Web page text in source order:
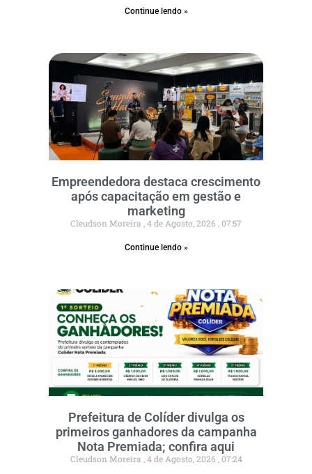
Continue lendo »
Empreendedora destaca crescimento
após capacitação em gestão e
marketing
Cleudson Moreira 4 de Agosto, 2026 07:57
Continue lendo »
Prefeitura de Colíder divulga os
primeiros ganhadores da campanha
Nota Premiada; confira aqui
Cleudson Moreira 4 de Agosto, 2026 07:24